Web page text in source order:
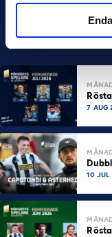
7 AUG
10